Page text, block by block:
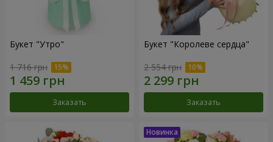
Букет "Утро"
1 716 грн
Заказать
Букет "Королеве сердца"
2 554 грн
Заказать